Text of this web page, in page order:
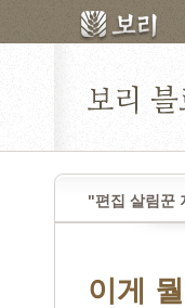
"편집 살림꾼
이게